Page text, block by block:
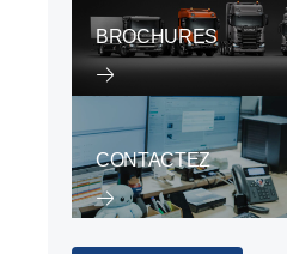
BROCHURES
CONTACTEZ